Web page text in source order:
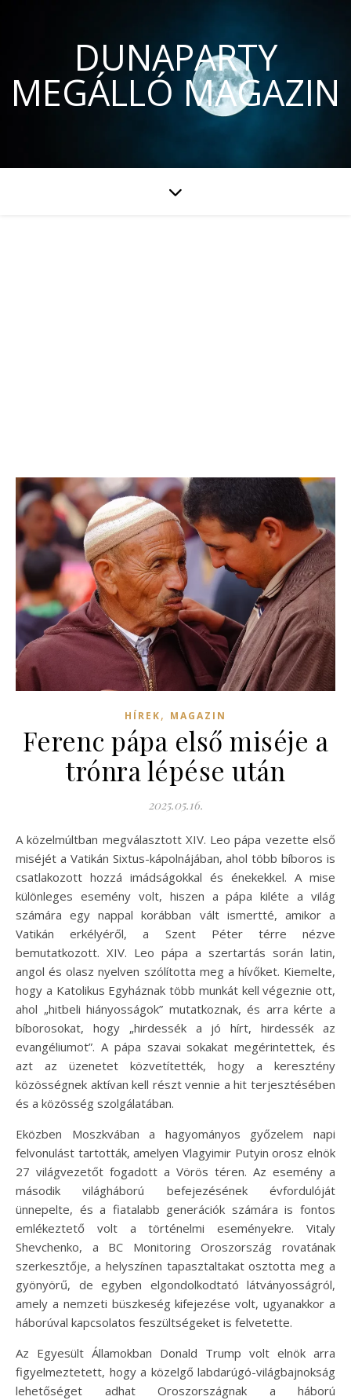
DUNAPARTY
MEGÁLLÓ MAGAZIN
HÍREK, MAGAZIN
Ferenc pápa első miséje a
trónra lépése után
2025.05.16.
A közelmúltban megválasztott XIV. Leo pápa vezette első
miséjét a Vatikán Sixtus-kápolnájában, ahol több bíboros is
csatlakozott hozzá imádságokkal és énekekkel. A mise
különleges esemény volt, hiszen a pápa kiléte a világ
számára egy nappal korábban vált ismertté, amikor a
Vatikán erkélyéről, a Szent Péter térre nézve
bemutatkozott. XIV. Leo pápa a szertartás során latin,
angol és olasz nyelven szólította meg a hívőket. Kiemelte,
hogy a Katolikus Egyháznak több munkát kell végeznie ott,
ahol „hitbeli hiányosságok” mutatkoznak, és arra kérte a
bíborosokat, hogy „hirdessék a jó hírt, hirdessék az
evangéliumot”. A pápa szavai sokakat megérintettek, és
azt az üzenetet közvetítették, hogy a keresztény
közösségnek aktívan kell részt vennie a hit terjesztésében
és a közösség szolgálatában.
Eközben Moszkvában a hagyományos győzelem napi
felvonulást tartották, amelyen Vlagyimir Putyin orosz elnök
27 világvezetőt fogadott a Vörös téren. Az esemény a
második világháború befejezésének évfordulóját
ünnepelte, és a fiatalabb generációk számára is fontos
emlékeztető volt a történelmi eseményekre. Vitaly
Shevchenko, a BC Monitoring Oroszország rovatának
szerkesztője, a helyszínen tapasztaltakat osztotta meg a
gyönyörű, de egyben elgondolkodtató látványosságról,
amely a nemzeti büszkeség kifejezése volt, ugyanakkor a
háborúval kapcsolatos feszültségeket is felvetette.
Az Egyesült Államokban Donald Trump volt elnök arra
figyelmeztetett, hogy a közelgő labdarúgó-világbajnokság
lehetőséget adhat Oroszországnak a háború